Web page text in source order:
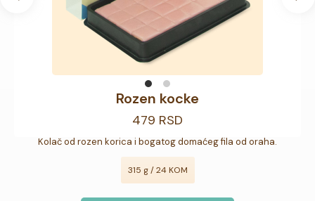
Rozen kocke
479 RSD
Kolač od rozen korica i bogatog domaćeg fila od oraha.
315 g / 24 KOM